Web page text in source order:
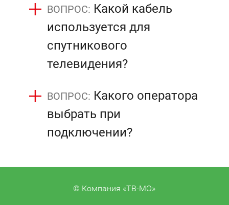
Какой кабель
используется для
спутникового
телевидения?
Какого оператора
выбрать при
подключении?
© Компания «ТВ-МО»